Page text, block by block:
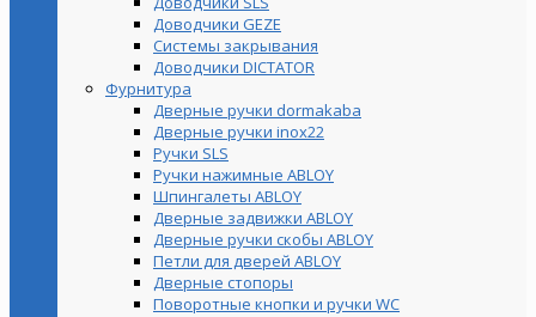
Доводчики GEZE
Cистемы закрывания
Доводчики DICTATOR
Фурнитура
Дверные ручки dormakaba
Дверные ручки inox22
Ручки SLS
Ручки нажимные ABLOY
Шпингалеты ABLOY
Дверные задвижки ABLOY
Дверные ручки скобы ABLOY
Петли для дверей ABLOY
Дверные стопоры
Поворотные кнопки и ручки WC